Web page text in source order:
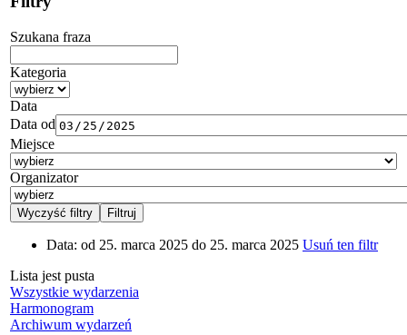
Szukana fraza
Kategoria
Data
Data od
Miejsce
Organizator
Data: od 25. marca 2025 do 25. marca 2025 Usuń ten filtr
Lista jest pusta
Wszystkie wydarzenia
Harmonogram
Archiwum wydarzeń